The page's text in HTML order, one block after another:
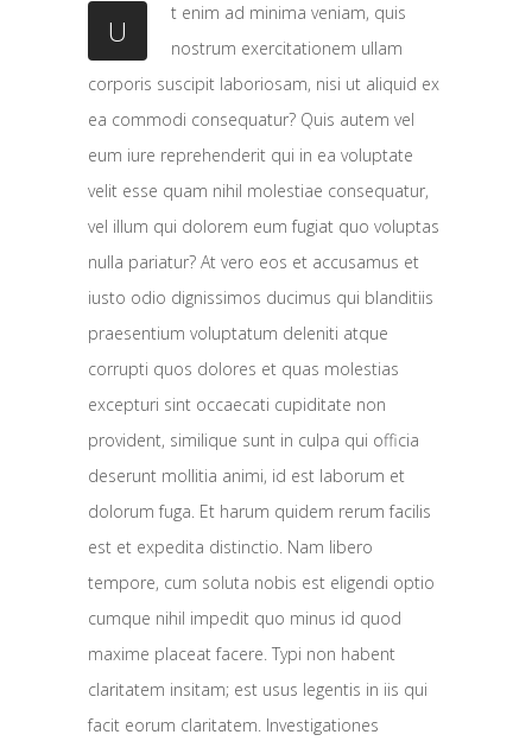
U
t enim ad minima veniam, quis
nostrum exercitationem ullam
corporis suscipit laboriosam, nisi ut aliquid ex
ea commodi consequatur? Quis autem vel
eum iure reprehenderit qui in ea voluptate
velit esse quam nihil molestiae consequatur,
vel illum qui dolorem eum fugiat quo voluptas
nulla pariatur? At vero eos et accusamus et
iusto odio dignissimos ducimus qui blanditiis
praesentium voluptatum deleniti atque
corrupti quos dolores et quas molestias
excepturi sint occaecati cupiditate non
provident, similique sunt in culpa qui officia
deserunt mollitia animi, id est laborum et
dolorum fuga. Et harum quidem rerum facilis
est et expedita distinctio. Nam libero
tempore, cum soluta nobis est eligendi optio
cumque nihil impedit quo minus id quod
maxime placeat facere. Typi non habent
claritatem insitam; est usus legentis in iis qui
facit eorum claritatem. Investigationes